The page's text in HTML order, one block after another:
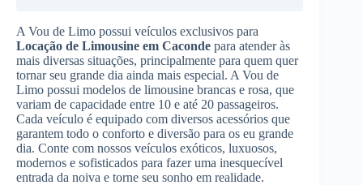
A Vou de Limo possui veículos exclusivos para
Locação de Limousine em Caconde para atender às
mais diversas situações, principalmente para quem quer
tornar seu grande dia ainda mais especial. A Vou de
Limo possui modelos de limousine brancas e rosa, que
variam de capacidade entre 10 e até 20 passageiros.
Cada veículo é equipado com diversos acessórios que
garantem todo o conforto e diversão para os eu grande
dia. Conte com nossos veículos exóticos, luxuosos,
modernos e sofisticados para fazer uma inesquecível
entrada da noiva e torne seu sonho em realidade.